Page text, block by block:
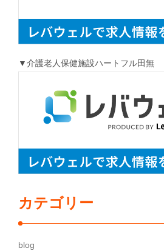
▼介護老人保健施設ハートフル田無
カテゴリー
blog